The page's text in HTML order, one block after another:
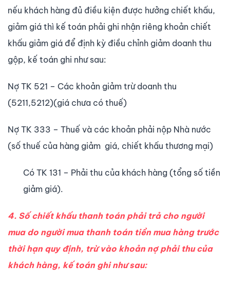
nếu khách hàng đủ điều kiện được hưởng chiết khấu,
giảm giá thì kế toán phải ghi nhận riêng khoản chiết
khấu giảm giá để định kỳ điều chỉnh giảm doanh thu
gộp, kế toán ghi như sau:
Nợ TK 521 – Các khoản giảm trừ doanh thu
(5211,5212)(giá chưa có thuế)
Nợ TK 333 – Thuế và các khoản phải nộp Nhà nước
(số thuế của hàng giảm giá, chiết khấu thương mại)
Có TK 131 – Phải thu của khách hàng (tổng số tiền
giảm giá).
4. Số chiết khấu thanh toán phải trả cho người
mua do người mua thanh toán tiền mua hàng trước
thời hạn quy định, trừ vào khoản nợ phải thu của
khách hàng, kế toán ghi như sau: